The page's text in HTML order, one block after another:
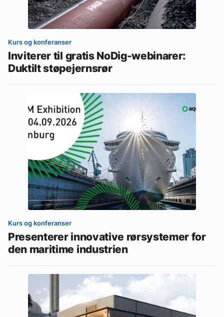
Kurs og konferanser
Inviterer til gratis NoDig-webinarer:
Duktilt støpejernsrør
Kurs og konferanser
Presenterer innovative rørsystemer for
den maritime industrien